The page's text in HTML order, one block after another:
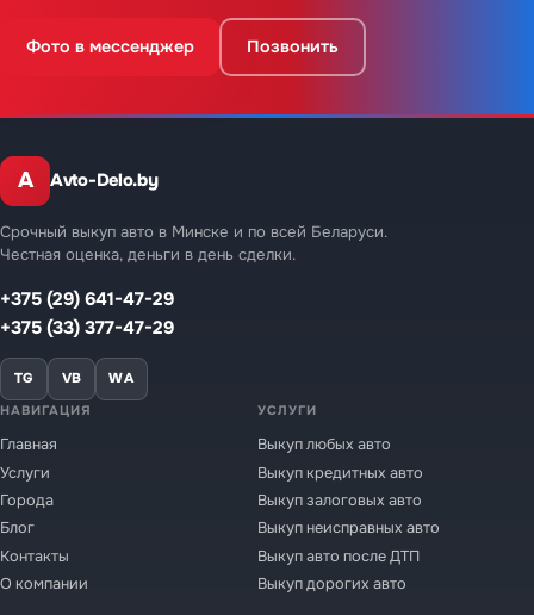
Фото в мессенджер Позвонить
A Avto-Delo.by
Срочный выкуп авто в Минске и по всей Беларуси.
Честная оценка, деньги в день сделки.
+375 (29) 641-47-29
+375 (33) 377-47-29
TG VB WA
НАВИГАЦИЯ
Главная
Услуги
Города
Блог
Контакты
О компании
УСЛУГИ
Выкуп любых авто
Выкуп кредитных авто
Выкуп залоговых авто
Выкуп неисправных авто
Выкуп авто после ДТП
Выкуп дорогих авто